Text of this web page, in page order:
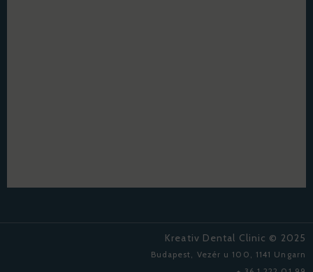
Kreativ Dental Clinic © 2025
Budapest, Vezér u 100, 1141 Ungarn